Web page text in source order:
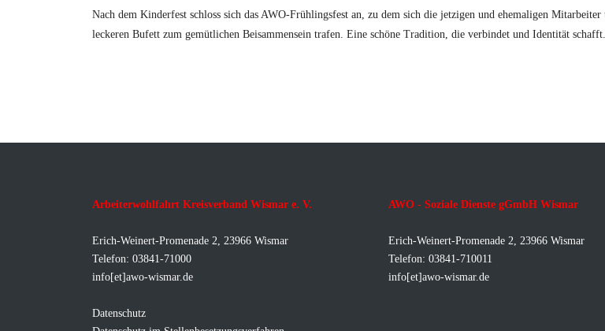
Nach dem Kinderfest schloss sich das AWO-Frühlingsfest an, zu dem sich die jetzigen und ehemaligen
leckeren Bufett zum gemütlichen Beisammensein trafen. Eine schöne Tradition, die verbindet und Identität schafft.
Arbeiterwohlfahrt Kreisverband Wismar e. V.
Erich-Weinert-Promenade 2, 23966 Wismar
Telefon: 03841-71000
info[et]awo-wismar.de
Datenschutz
AWO - Soziale Dienste gGmbH Wismar
Erich-Weinert-Promenade 2, 23966 Wismar
Telefon: 03841-710011
info[et]awo-wismar.de